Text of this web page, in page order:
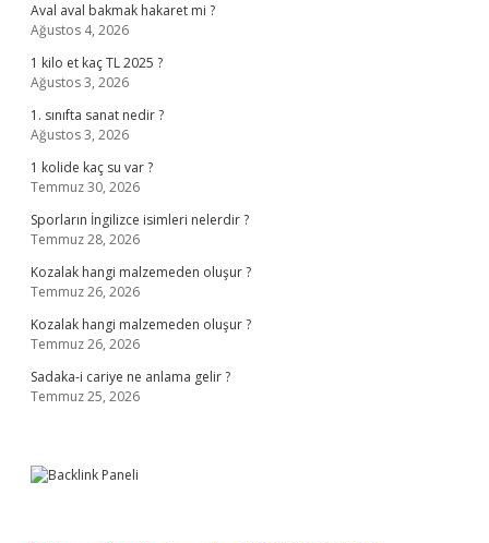
Aval aval bakmak hakaret mi ?
Ağustos 4, 2026
1 kilo et kaç TL 2025 ?
Ağustos 3, 2026
1. sınıfta sanat nedir ?
Ağustos 3, 2026
1 kolide kaç su var ?
Temmuz 30, 2026
Sporların İngilizce isimleri nelerdir ?
Temmuz 28, 2026
Kozalak hangi malzemeden oluşur ?
Temmuz 26, 2026
Kozalak hangi malzemeden oluşur ?
Temmuz 26, 2026
Sadaka-i cariye ne anlama gelir ?
Temmuz 25, 2026